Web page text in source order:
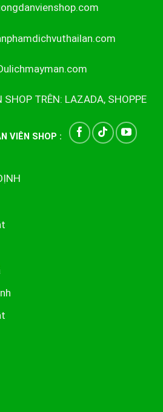
SHOP TRÊN: LAZADA, SHOPPE
VIÊN SHOP :